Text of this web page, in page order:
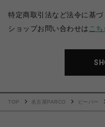
特定商取引法など法令に基づ
ショップお問い合わせは こち
TOP 名古屋PARCO ビーバー